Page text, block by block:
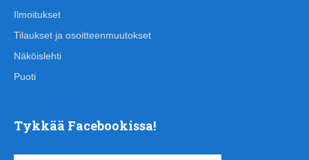
Ilmoitukset
Tilaukset ja osoitteenmuutokset
Näköislehti
Puoti
Tykkää Facebookissa!